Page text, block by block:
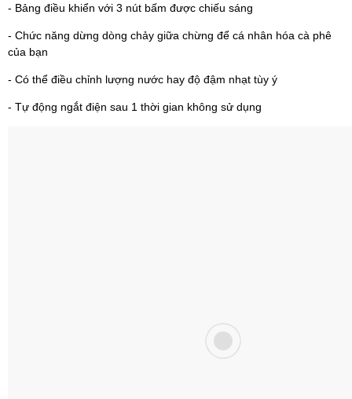
- Bảng điều khiển với 3 nút bấm được chiếu sáng
- Chức năng dừng dòng chảy giữa chừng để cá nhân hóa cà phê
của bạn
- Có thể điều chỉnh lượng nước hay độ đậm nhạt tùy ý
- Tự động ngắt điện sau 1 thời gian không sử dụng